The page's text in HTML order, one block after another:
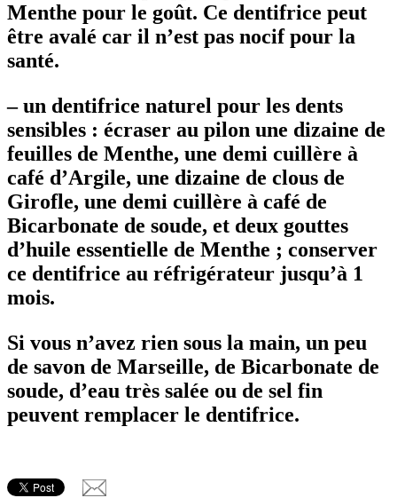
Menthe pour le goût. Ce dentifrice peut
être avalé car il n’est pas nocif pour la
santé.
–un dentifrice naturel pour les dents
sensibles : écraser au pilon une dizaine de
feuilles de Menthe, une demi cuillère à
café d’Argile, une dizaine de clous de
Girofle, une demi cuillère à café de
Bicarbonate de soude, et deux gouttes
d’huile essentielle de Menthe ; conserver
ce dentifrice au réfrigérateur jusqu’à 1
mois.
Si vous n’avez rien sous la main, un peu
de savon de Marseille, de Bicarbonate de
soude, d’eau très salée ou de sel fin
peuvent remplacer le dentifrice.